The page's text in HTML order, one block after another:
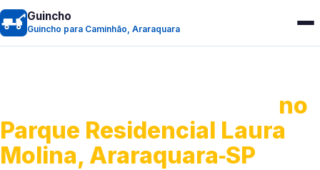
Guincho
Guincho para Caminhão, Araraquara
no
Parque Residencial Laura
Molina, Araraquara‑SP